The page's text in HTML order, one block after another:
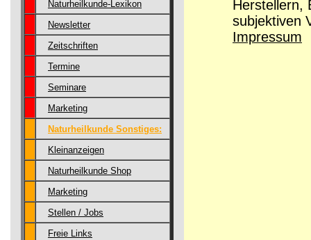
Naturheilkunde-Lexikon
Newsletter
Zeitschriften
Termine
Seminare
Marketing
Naturheilkunde Sonstiges:
Kleinanzeigen
Naturheilkunde Shop
Marketing
Stellen / Jobs
Freie Links
Herstellern,
subjektiven
Impressum